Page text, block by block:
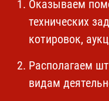
Оказываем
технических
котировок,
Располагаем
видам